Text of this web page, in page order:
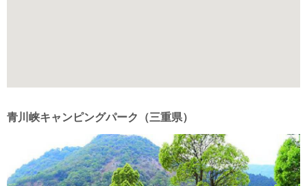
青川峡キャンピングパーク（三重県）